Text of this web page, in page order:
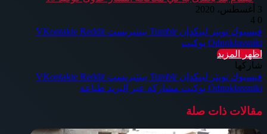
3 أغسطس، 2020
0
فيسبوك تويتر لينكدإن بينتيريست
Odnoklassniki بوكيت
اظهر المزيد
شاركها
فيسبوك تويتر لينكدإن بينتيريست
Odnoklassniki بوكيت مشاركة عبر البريد طباعة
مقالات ذات صلة